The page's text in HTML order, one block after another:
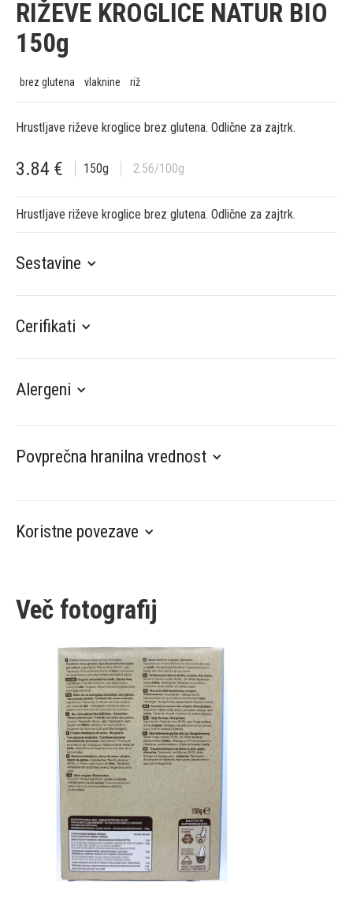
RIŽEVE KROGLICE NATUR BIO
150g
brez glutena vlaknine riž
Hrustljave riževe kroglice brez glutena. Odlične za zajtrk.
3.84 € 150g 2.56/100g
Hrustljave riževe kroglice brez glutena. Odlične za zajtrk.
Sestavine
Cerifikati
Alergeni
Povprečna hranilna vrednost
Koristne povezave
Več fotografij